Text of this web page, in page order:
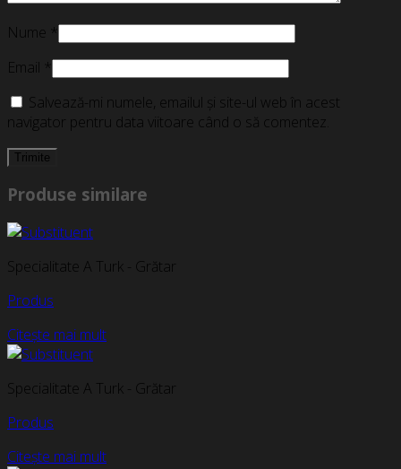
Nume *
Email *
Salvează-mi numele, emailul și site-ul web în acest
navigator pentru data viitoare când o să comentez.
Produse similare
Specialitate A Turk - Grătar
Produs
Citește mai mult
Specialitate A Turk - Grătar
Produs
Citește mai mult